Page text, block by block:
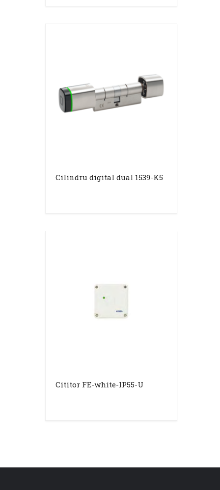
Cilindru digital dual 1539-K5
Cititor FE-white-IP55-U